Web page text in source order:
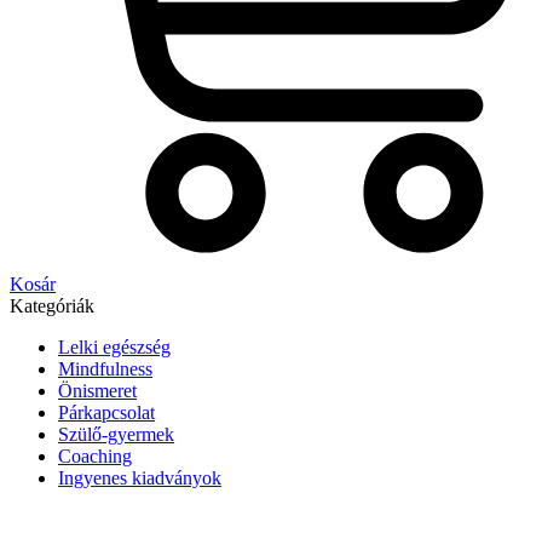
Kosár
Kategóriák
Lelki egészség
Mindfulness
Önismeret
Párkapcsolat
Szülő-gyermek
Coaching
Ingyenes kiadványok